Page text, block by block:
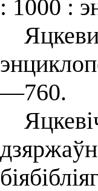
: 1000 :
—760.